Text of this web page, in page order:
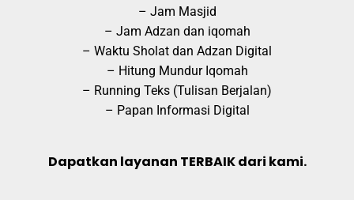
– Jam Masjid
– Jam Adzan dan iqomah
– Waktu Sholat dan Adzan Digital
– Hitung Mundur Iqomah
– Running Teks (Tulisan Berjalan)
– Papan Informasi Digital
Dapatkan layanan TERBAIK dari kami.